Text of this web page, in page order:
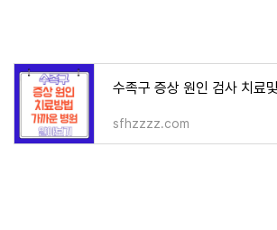
sfhzzzz.com